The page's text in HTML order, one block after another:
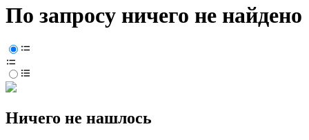
По запросу ничего не найдено
Ничего не нашлось